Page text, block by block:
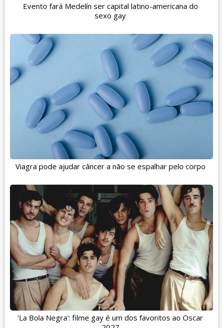
Evento fará Medelín ser capital latino-americana do
sexo gay
Viagra pode ajudar câncer a não se espalhar pelo corpo
'La Bola Negra': filme gay é um dos favoritos ao Oscar